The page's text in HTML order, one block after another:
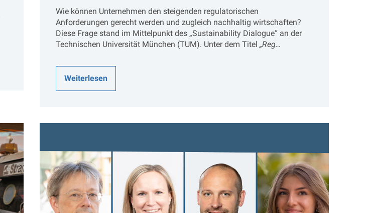
Wie können Unternehmen den steigenden regulatorischen
Anforderungen gerecht werden und zugleich nachhaltig wirtschaften?
Diese Frage stand im Mittelpunkt des „Sustainability Dialogue“ an der
Technischen Universität München (TUM). Unter dem Titel „Reg…
Weiterlesen